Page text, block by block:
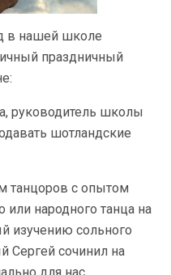
в нашей школе
праздничный
руководитель школы
шотландские
танцоров с опытом
или народного танца на
изучению сольного
Сергей сочинил на